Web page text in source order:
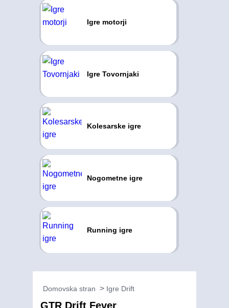
Igre motorji
Igre Tovornjaki
Kolesarske igre
Nogometne igre
Running igre
Domovska stran Igre Drift
GTR Drift Fever